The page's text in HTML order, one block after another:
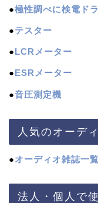
●極性調べに検電ド
●テスター
●LCRメーター
●ESRメーター
●音圧測定機
人気のオーデ
●オーディオ雑誌一覧
法人・個人で